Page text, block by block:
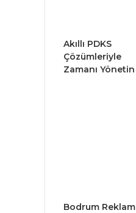
Akıllı PDKS
Çözümleriyle
Zamanı Yönetin
Bodrum Reklam